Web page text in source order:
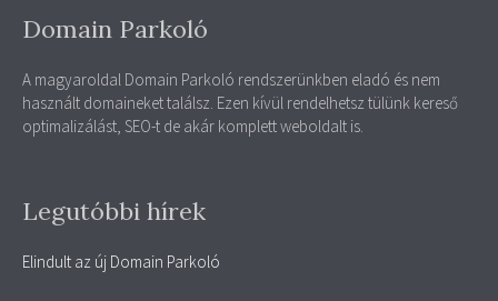
Domain Parkoló
A magyaroldal Domain Parkoló rendszerünkben eladó és nem
használt domaineket találsz. Ezen kívül rendelhetsz tülünk kereső
optimalizálást, SEO-t de akár komplett weboldalt is.
Legutóbbi hírek
Elindult az új Domain Parkoló